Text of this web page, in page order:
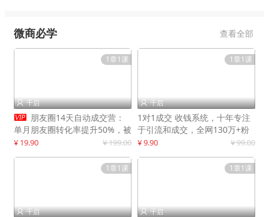
微商必学 查看全部
1章1课
 千启
 朋友圈14天自动成交营：
单月朋友圈转化率提升50%，被
动收入超3万元
¥ 19.90 ¥ 199.00
1章1课
 千启
1对1成交 收钱系统，十年专注
于引流和成交，全网130万+粉
丝
¥ 9.90 ¥ 99.00
1章1课
 千启
1章1课
 千启